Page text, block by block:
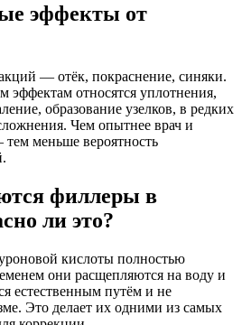
эффекты от
— отёк, покраснение, синяки.
относятся уплотнения,
образование узелков, в редких
Чем опытнее врач и
тем меньше вероятность
филлеры в
ли это?
кислоты полностью
они расщепляются на воду и
естественным путём и не
Это делает их одними из самых